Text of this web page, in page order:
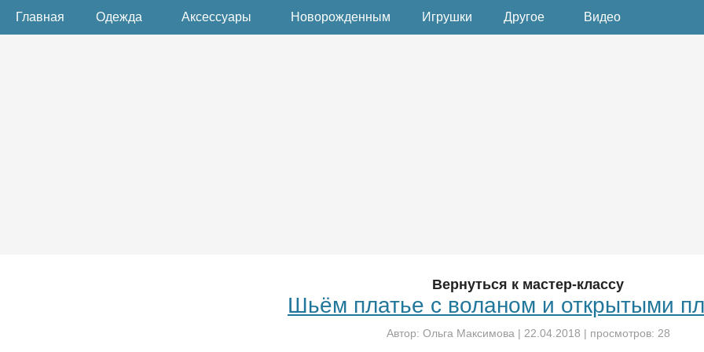
Главная Одежда Аксессуары Новорожденным Игрушки Другое Видео
Вернуться к мастер-классу
Шьём платье с воланом и открытыми
Автор: Ольга Максимова | 22.04.2018 | просмотров: 28